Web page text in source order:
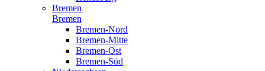
Bremen
Bremen
Bremen-Nord
Bremen-Mitte
Bremen-Ost
Bremen-Süd